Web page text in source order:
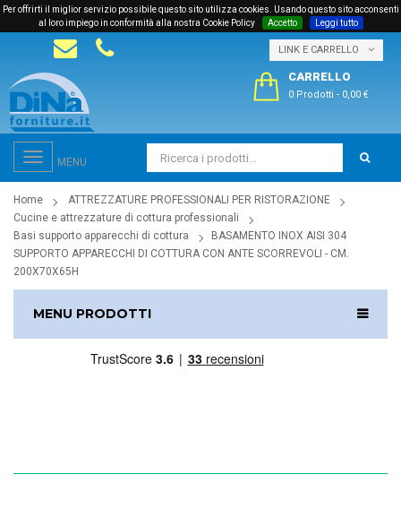
Per offrirti il miglior servizio possibile questo sito utilizza cookies. Usando questo sito acconsenti
al loro impiego in conformità alla nostra Cookie Policy
Accetto Leggi tutto
LINK E CARRELLO
CARRELLO
0 Prodotti - 0,00 €
Toggle
navigation
MENU
Home
ATTREZZATURE PROFESSIONALI PER RISTORAZIONE
Cucine e attrezzature di cottura professionali
Basi supporto apparecchi di cottura
BASAMENTO INOX AISI 304
SUPPORTO APPARECCHI DI COTTURA CON ANTE SCORREVOLI - CM.
200X70X65H
MENU PRODOTTI